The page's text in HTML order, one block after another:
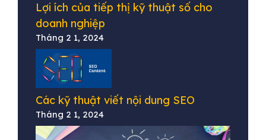
Lợi ích của tiếp thị kỹ thuật số cho
doanh nghiệp
Tháng 2 1, 2024
Các kỹ thuật viết nội dung SEO
Tháng 2 1, 2024